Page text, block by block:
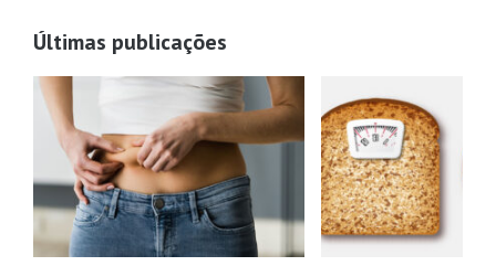
Últimas publicações